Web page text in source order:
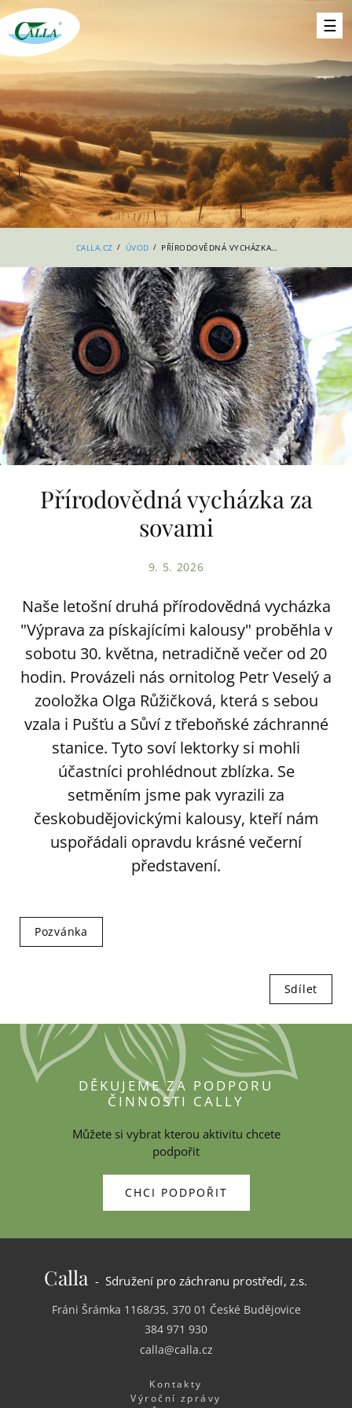
CALLA.CZ / ÚVOD / PŘÍRODOVĚDNÁ VYCHÁZKA ZA SOVAMI
Přírodovědná vycházka za
sovami
9. 5. 2026
Naše letošní druhá přírodovědná vycházka
"Výprava za pískajícími kalousy" proběhla v
sobotu 30. května, netradičně večer od 20
hodin. Provázeli nás ornitolog Petr Veselý a
zooložka Olga Růžičková, která s sebou
vzala i Pušťu a Sůví z třeboňské záchranné
stanice. Tyto soví lektorky si mohli
účastníci prohlédnout zblízka. Se
setměním jsme pak vyrazili za
českobudějovickými kalousy, kteří nám
uspořádali opravdu krásné večerní
představení.
Pozvánka
Sdílet
DĚKUJEME ZA PODPORU
ČINNOSTI CALLY
Můžete si vybrat kterou aktivitu chcete
podpořit
CHCI PODPOŘIT
Calla- Sdružení pro záchranu prostředí, z.s.
Fráni Šrámka 1168/35, 370 01 České Budějovice
384 971 930
calla@calla.cz
Kontakty
Výroční zprávy